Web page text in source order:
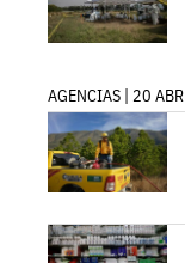
AGENCIAS | 20 ABR